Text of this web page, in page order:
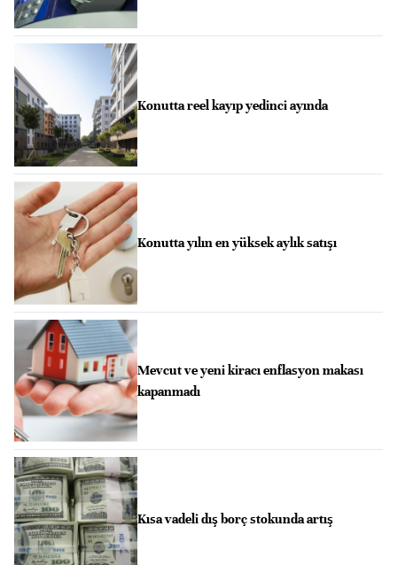
Konutta reel kayıp yedinci ayında
Konutta yılın en yüksek aylık satışı
Mevcut ve yeni kiracı enflasyon makası
kapanmadı
Kısa vadeli dış borç stokunda artış